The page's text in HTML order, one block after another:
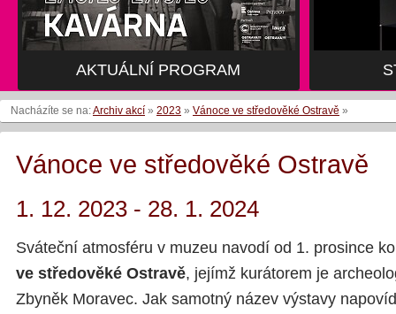
AKTUÁLNÍ PROGRAM
Nacházíte se na:Archiv akcí » 2023 » Vánoce ve středověké Ostravě »
Vánoce ve středověké Ostravě
1. 12. 2023 - 28. 1. 2024
Sváteční atmosféru v muzeu navodí od 1. prosince
ve středověké Ostravě, jejímž kurátorem je
Zbyněk Moravec. Jak samotný název výstavy